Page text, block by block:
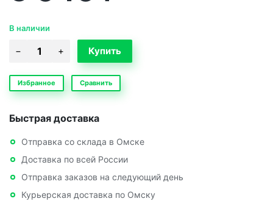
В наличии
Избранное Сравнить
Быстрая доставка
Отправка со склада в Омске
Доставка по всей России
Отправка заказов на следующий день
Курьерская доставка по Омску